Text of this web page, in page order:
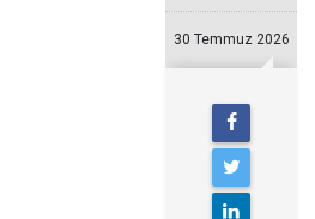
30 Temmuz 2026